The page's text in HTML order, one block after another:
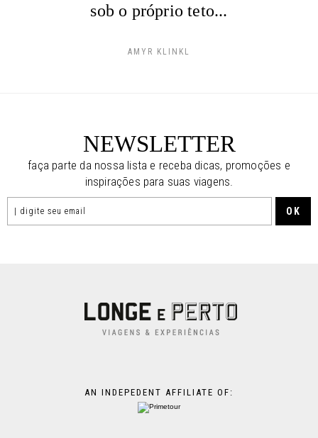
sob o próprio teto...
AMYR KLINKL
NEWSLETTER
faça parte da nossa lista e receba dicas, promoções e
inspirações para suas viagens.
AN INDEPEDENT AFFILIATE OF: